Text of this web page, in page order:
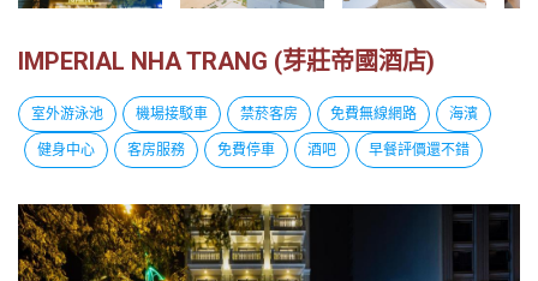
IMPERIAL NHA TRANG (芽莊帝國酒店)
室外游泳池 機場接駁車 禁菸客房 免費無線網路 海濱
健身中心 客房服務 免費停車 酒吧 早餐評價還不錯